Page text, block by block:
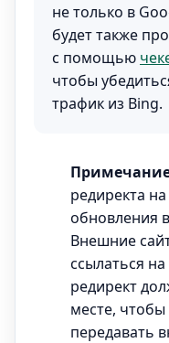
не только в
будет также
с помощью
чтобы
трафик из Bing.
редиректа
обновления
Внешние
ссылаться на
редирект
месте, чтобы
передавать